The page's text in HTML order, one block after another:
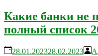
Какие банки не
полный список
28.01.202328.02.2023